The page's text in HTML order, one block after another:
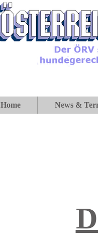
Home News &